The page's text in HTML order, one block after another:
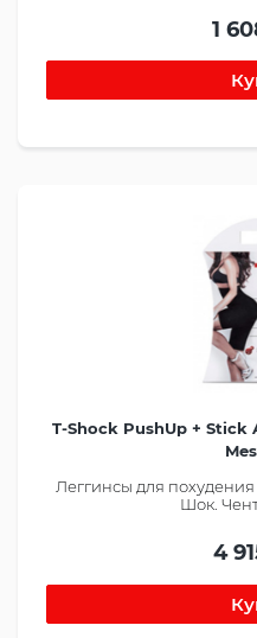
1
T-Shock PushUp +
Леггинсы для
Шок.
4